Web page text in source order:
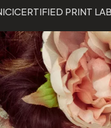
CERTIFIED PRINT LAB